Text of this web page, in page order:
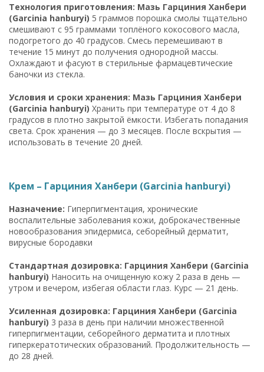
Технология приготовления: Мазь Гарциния Ханбери
(Garcinia hanburyi) 5 граммов порошка смолы тщательно
смешивают с 95 граммами топлёного кокосового масла,
подогретого до 40 градусов. Смесь перемешивают в
течение 15 минут до получения однородной массы.
Охлаждают и фасуют в стерильные фармацевтические
баночки из стекла.
Условия и сроки хранения: Мазь Гарциния Ханбери
(Garcinia hanburyi) Хранить при температуре от 4 до 8
градусов в плотно закрытой ёмкости. Избегать попадания
света. Срок хранения — до 3 месяцев. После вскрытия —
использовать в течение 20 дней.
Крем – Гарциния Ханбери (Garcinia hanburyi)
Назначение: Гиперпигментация, хронические
воспалительные заболевания кожи, доброкачественные
новообразования эпидермиса, себорейный дерматит,
вирусные бородавки
Стандартная дозировка: Гарциния Ханбери (Garcinia
hanburyi) Наносить на очищенную кожу 2 раза в день —
утром и вечером, избегая области глаз. Курс — 21 день.
Усиленная дозировка: Гарциния Ханбери (Garcinia
hanburyi) 3 раза в день при наличии множественной
гиперпигментации, себорейного дерматита и плотных
гиперкератотических образований. Продолжительность —
до 28 дней.